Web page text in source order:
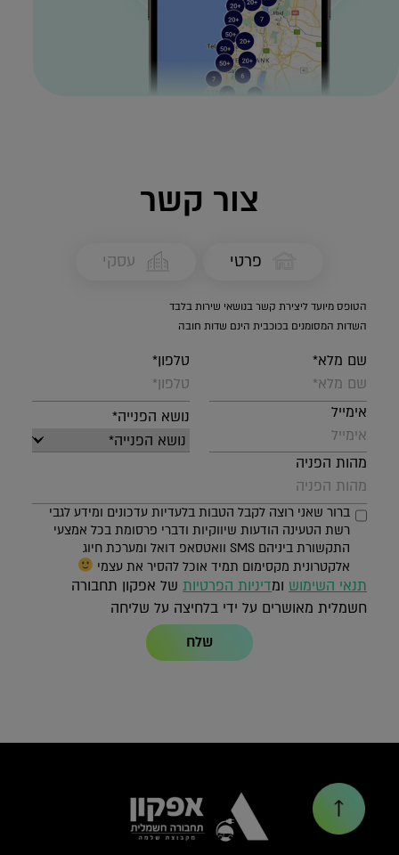
צור קשר
פרטי עסקי
הטופס מיועד ליצירת קשר בנושאי שירות בלבד
השדות המסומנים בכוכבית הינם שדות חובה
שם מלא* טלפון*
אימייל נושא הפנייה*
מהות הפניה
ברור שאני רוצה לקבל הטבות בלעדיות עדכונים ומידע לגבי
רשת הטעינה הודעות שיווקיות ודברי פרסומת בכל אמצעי
התקשורת ביניהם SMS וואטסאפ דואל ומערכת חיוג
אלקטרונית מקסימום תמיד אוכל להסיר את עצמי
תנאי השימוש ומדיניות הפרטיותשל אפקון תחבורה
חשמלית מאושרים על ידי בלחיצה על שליחה
שלח